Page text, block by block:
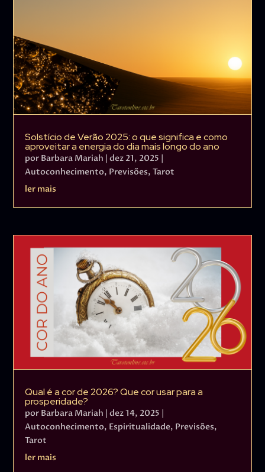
Solstício de Verão 2025: o que significa e como
aproveitar a energia do dia mais longo do ano
por Barbara Mariah |dez 21, 2025 |
Autoconhecimento, Previsões,Tarot
ler mais
Qual é a cor de 2026? Que cor usar para a
prosperidade?
por Barbara Mariah |dez 14, 2025 |
Autoconhecimento, Espiritualidade, Previsões,
Tarot
ler mais